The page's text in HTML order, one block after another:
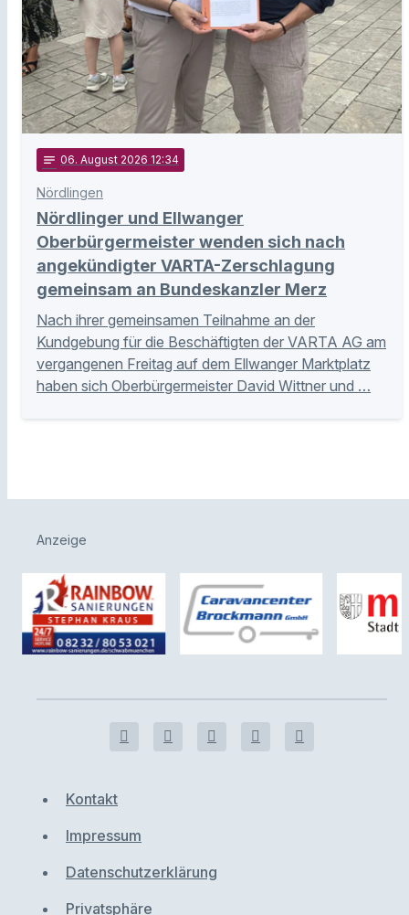
notes 06. August 2026 12:34
Nördlingen
Nördlinger und Ellwanger
Oberbürgermeister wenden sich nach
angekündigter VARTA-Zerschlagung
gemeinsam an Bundeskanzler Merz
Nach ihrer gemeinsamen Teilnahme an der
Kundgebung für die Beschäftigten der VARTA AG am
vergangenen Freitag auf dem Ellwanger Marktplatz
haben sich Oberbürgermeister David Wittner und …
Anzeige
Kontakt
Impressum
Datenschutzerklärung
Privatsphäre